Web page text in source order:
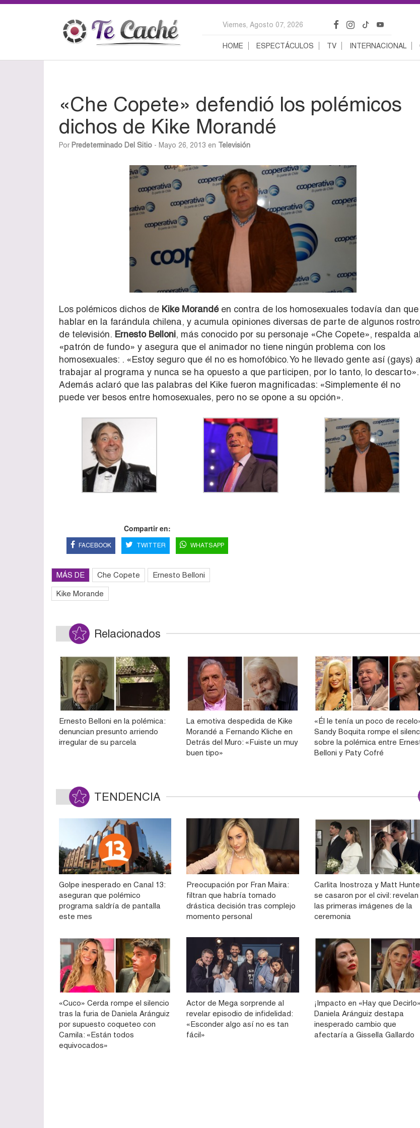
Viernes, Agosto 07, 2026
HOME ESPECTÁCULOS TV INTERNACIONAL
«Che Copete» defendió los polémicos
dichos de Kike Morandé
Por Predeterminado Del Sitio - Mayo 26, 2013 en Televisión
Los polémicos dichos de Kike Morandéen contra de los homosexuales todavía dan que
hablar en la farándula chilena, y acumula opiniones diversas de parte de algunos
de televisión. Ernesto Belloni, más conocido por su personaje «Che Copete», respalda al
«patrón de fundo» y asegura que el animador no tiene ningún problema con los
homosexuales: . «Estoy seguro que él no es homofóbico. Yo he llevado gente así (gays) a
trabajar al programa y nunca se ha opuesto a que participen, por lo tanto, lo descarto».
Además aclaró que las palabras del Kike fueron magnificadas: «Simplemente él no
puede ver besos entre homosexuales, pero no se opone a su opción».
Compartir en:
FACEBOOK TWITTER WHATSAPP
MÁS DE Che Copete Ernesto Belloni
Kike Morande
Relacionados
Ernesto Belloni en la polémica:
denuncian presunto arriendo
irregular de su parcela
La emotiva despedida de Kike
Morandé a Fernando Kliche en
Detrás del Muro: «Fuiste un muy
buen tipo»
«Él le tenía un poco de
Sandy Boquita rompe el
sobre la polémica entre
Belloni y Paty Cofré
TENDENCIA
Golpe inesperado en Canal 13:
aseguran que polémico
programa saldría de pantalla
este mes
Preocupación por Fran Maira:
filtran que habría tomado
drástica decisión tras complejo
momento personal
Carlita Inostroza y Matt
se casaron por el civil: revelan
las primeras imágenes de la
ceremonia
«Cuco» Cerda rompe el silencio
tras la furia de Daniela Aránguiz
por supuesto coqueteo con
Camila: «Están todos
equivocados»
Actor de Mega sorprende al
revelar episodio de infidelidad:
«Esconder algo así no es tan
fácil»
¡Impacto en «Hay que
Daniela Aránguiz destapa
inesperado cambio que
afectaría a Gissella Gallardo